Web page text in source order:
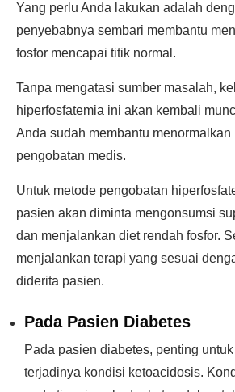
Yang perlu Anda lakukan adalah
penyebabnya sembari membantu
fosfor mencapai titik normal.
Tanpa mengatasi sumber masalah,
hiperfosfatemia ini akan kembali
Anda sudah membantu
pengobatan medis.
Untuk metode pengobatan
pasien akan diminta mengonsumsi
dan menjalankan diet rendah fosfor.
menjalankan terapi yang sesuai
diderita pasien.
Pada Pasien Diabetes
Pada pasien diabetes, penting
terjadinya kondisi ketoacidosis.